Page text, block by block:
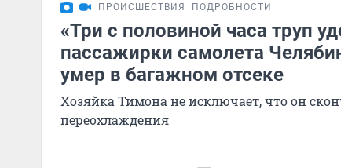
ПРОИСШЕСТВИЯ ПОДРОБНОСТИ
«Три с половиной часа труп
пассажирки самолета
умер в багажном отсеке
Хозяйка Тимона не исключает, что он
переохлаждения